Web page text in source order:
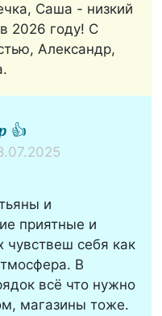
Саша - низкий
2026 году! С
Александр,
👍
и
приятные и
себя как
В
всё что нужно
магазины тоже.